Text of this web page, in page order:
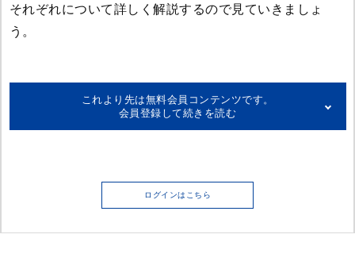
それぞれについて詳しく解説するので見ていきましょ
う。
これより先は無料会員コンテンツです。
会員登録して続きを読む
＊以下の項目に入力をお願いいたします
ログインはこちら